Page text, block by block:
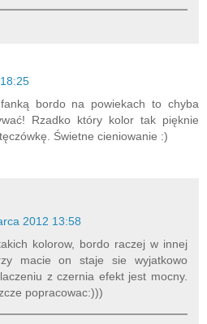
bordo na powiekach to chyba
Rzadko który kolor tak pięknie
Świetne cieniowanie :)
2012 13:58
kolorow, bordo raczej w innej
macie on staje sie wyjatkowo
z czernia efekt jest mocny.
popracowac:)))